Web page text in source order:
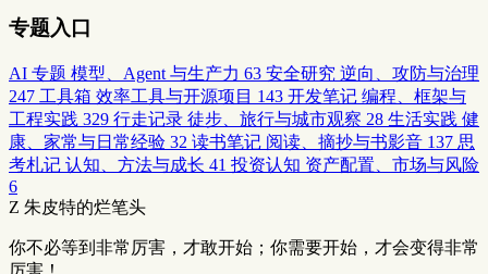
专题入口
AI 专题 模型、Agent 与生产力 63 安全研究 逆向、攻防与治理
247 工具箱 效率工具与开源项目 143 开发笔记 编程、框架与
工程实践 329 行走记录 徒步、旅行与城市观察 28 生活实践 健
康、家常与日常经验 32 读书笔记 阅读、摘抄与书影音 137 思
考札记 认知、方法与成长 41 投资认知 资产配置、市场与风险
6
Z 朱皮特的烂笔头
你不必等到非常厉害，才敢开始；你需要开始，才会变得非常
厉害！